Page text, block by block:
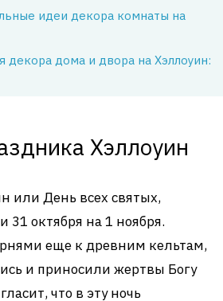
идеи декора комнаты на
декора дома и двора на Хэллоуин:
Хэллоуин
или День всех святых,
31 октября на 1 ноября.
еще к древним кельтам,
и приносили жертвы Богу
что в эту ночь